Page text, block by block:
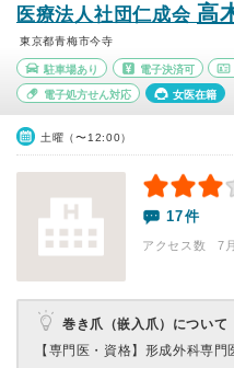
医療法人社団仁成会 高
東京都青梅市今寺
駐車場あり 電子決済可
電子処方せん対応 女医在籍
土曜（〜12:00）
17件
アクセス数 7
巻き爪（嵌入爪）について
【専門医・資格】 形成外科専門